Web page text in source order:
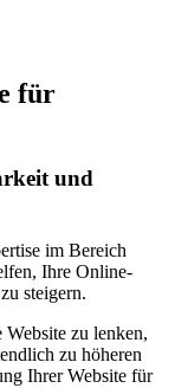
für
und
im Bereich
Ihre Online-
steigern.
zu lenken,
zu höheren
Ihrer Website für